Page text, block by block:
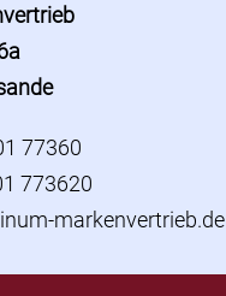
77360
773620
markenvertrieb.de